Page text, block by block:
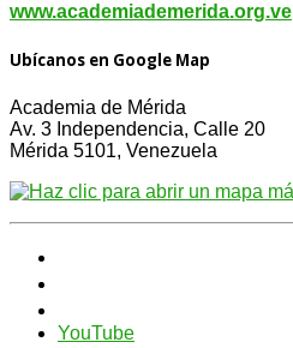
www.academiademerida.org.ve
Ubícanos en Google Map
Academia de Mérida
Av. 3 Independencia, Calle 20
Mérida 5101, Venezuela
YouTube